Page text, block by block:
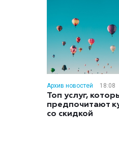
Архив новостей 18:08
Топ услуг,
предпочитают
со скидкой